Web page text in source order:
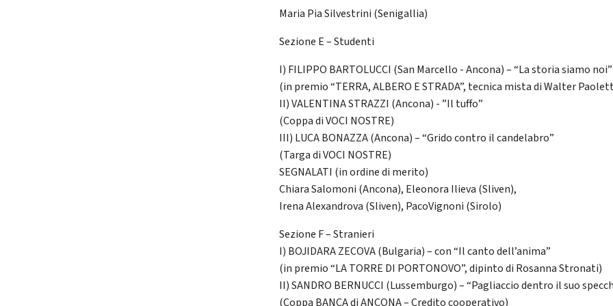
Maria Pia Silvestrini (Senigallia)
Sezione E – Studenti
I) FILIPPO BARTOLUCCI (San Marcello - Ancona) – “La storia siamo noi”
(in premio “TERRA, ALBERO E STRADA”, tecnica mista di Walter
II) VALENTINA STRAZZI (Ancona) - ”Il tuffo”
(Coppa di VOCI NOSTRE)
III) LUCA BONAZZA (Ancona) – “Grido contro il candelabro”
(Targa di VOCI NOSTRE)
SEGNALATI (in ordine di merito)
Chiara Salomoni (Ancona), Eleonora Ilieva (Sliven),
Irena Alexandrova (Sliven), PacoVignoni (Sirolo)
Sezione F – Stranieri
I) BOJIDARA ZECOVA (Bulgaria) – con “Il canto dell’anima”
(in premio “LA TORRE DI PORTONOVO”, dipinto di Rosanna Stronati)
II) SANDRO BERNUCCI (Lussemburgo) – “Pagliaccio dentro il suo
(Coppa BANCA di ANCONA – Credito cooperativo)